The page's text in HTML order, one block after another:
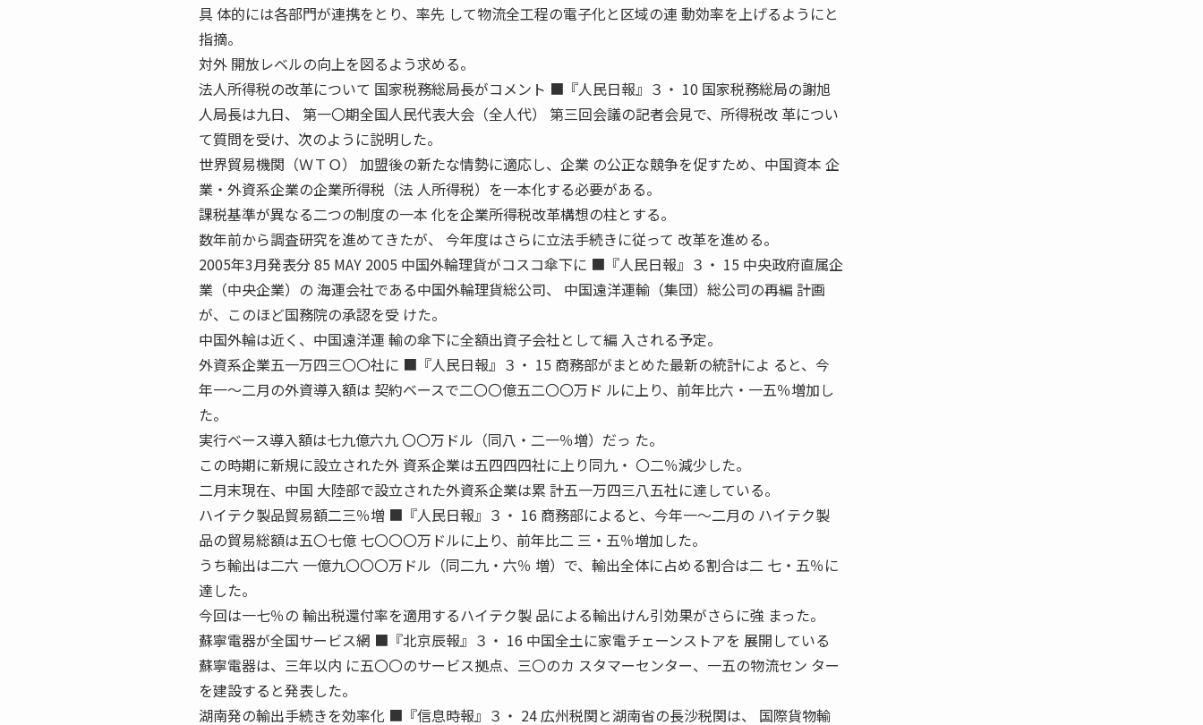
具 体的には各部門が連携をとり、率先 して物流全工程の電子化と区域の連 動効率を上げるようにと
指摘。
対外 開放レベルの向上を図るよう求める。
法人所得税の改革について 国家税務総局長がコメント ■『人民日報』３・ 10 国家税務総局の謝旭
人局長は九日、 第一〇期全国人民代表大会（全人代） 第三回会議の記者会見で、所得税改 革につい
て質問を受け、次のように説明した。
世界貿易機関（ＷＴＯ） 加盟後の新たな情勢に適応し、企業 の公正な競争を促すため、中国資本 企
業・外資系企業の企業所得税（法 人所得税）を一本化する必要がある。
課税基準が異なる二つの制度の一本 化を企業所得税改革構想の柱とする。
数年前から調査研究を進めてきたが、 今年度はさらに立法手続きに従って 改革を進める。
2005年3月発表分 85 MAY 2005 中国外輪理貨がコスコ傘下に ■『人民日報』３・ 15 中央政府直属企
業（中央企業）の 海運会社である中国外輪理貨総公司、 中国遠洋運輸（集団）総公司の再編 計画
が、このほど国務院の承認を受 けた。
中国外輪は近く、中国遠洋運 輸の傘下に全額出資子会社として編 入される予定。
外資系企業五一万四三〇〇社に ■『人民日報』３・ 15 商務部がまとめた最新の統計によ ると、今
年一〜二月の外資導入額は 契約ベースで二〇〇億五二〇〇万ド ルに上り、前年比六・一五％増加し
た。
実行ベース導入額は七九億六九 〇〇万ドル（同八・二一％増）だっ た。
この時期に新規に設立された外 資系企業は五四四四社に上り同九・ 〇二％減少した。
二月末現在、中国 大陸部で設立された外資系企業は累 計五一万四三八五社に達している。
ハイテク製品貿易額二三％増 ■『人民日報』３・ 16 商務部によると、今年一〜二月の ハイテク製
品の貿易総額は五〇七億 七〇〇〇万ドルに上り、前年比二 三・五％増加した。
うち輸出は二六 一億九〇〇〇万ドル（同二九・六％ 増）で、輸出全体に占める割合は二 七・五％に
達した。
今回は一七％の 輸出税還付率を適用するハイテク製 品による輸出けん引効果がさらに強 まった。
蘇寧電器が全国サービス網 ■『北京辰報』３・ 16 中国全土に家電チェーンストアを 展開している
蘇寧電器は、三年以内 に五〇〇のサービス拠点、三〇のカ スタマーセンター、一五の物流セン ター
を建設すると発表した。
湖南発の輸出手続きを効率化 ■『信息時報』３・ 24 広州税関と湖南省の長沙税関は、 国際貨物輸